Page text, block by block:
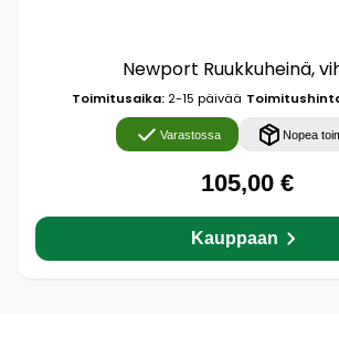
Newport Ruukkuheinä,
Toimitusaika:2-15 päivää
Varastossa Nopea
105,00 €
Kauppaan